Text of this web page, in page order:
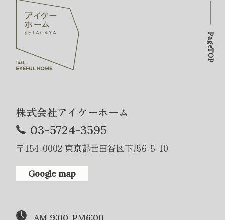
株式会社アイケーホーム
03-5724-3595
〒154-0002 東京都世田谷区下馬6-5-10
Google map
AM 9:00-PM6:00
PageTOP